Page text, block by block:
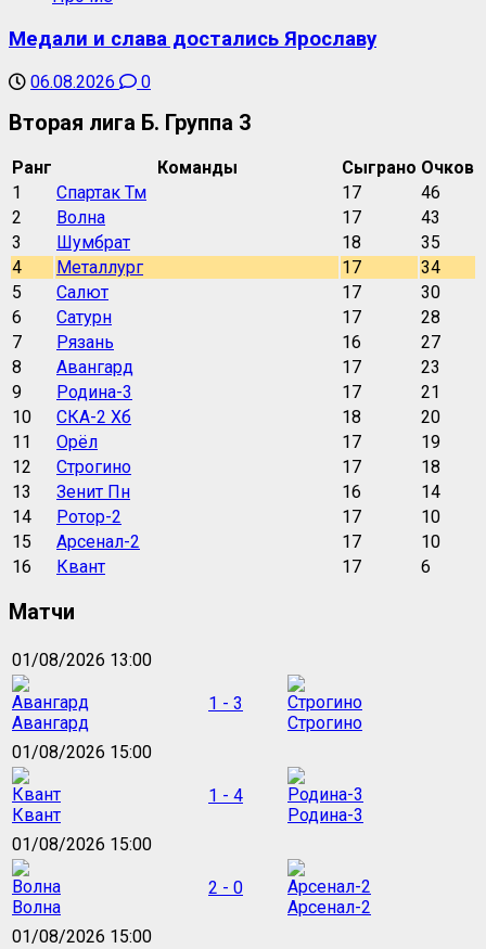
Медали и слава достались Ярославу
06.08.2026 0
Вторая лига Б. Группа 3
Ранг Команды Сыграно Очков
1
Спартак Тм 17
46
2
Волна 17
43
3
Шумбрат 18
35
4
Металлург 17
34
5
Салют 17
30
6
Сатурн 17
28
7
Рязань 16
27
8
Авангард 17
23
9
Родина-3 17
21
10
СКА-2 Хб 18
20
11
Орёл 17
19
12
Строгино 17
18
13
Зенит Пн 16
14
14
Ротор-2 17
10
15
Арсенал-2 17
10
16
Квант 17 6
Матчи
01/08/2026 13:00
Авангард
1 - 3
Строгино
01/08/2026 15:00
Квант
1 - 4
Родина-3
01/08/2026 15:00
Волна
2 - 0
Арсенал-2
01/08/2026 15:00